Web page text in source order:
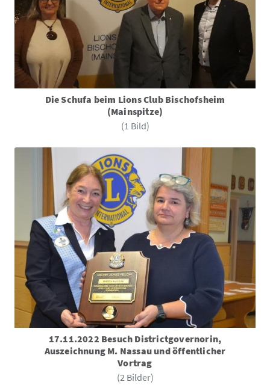
Die Schufa beim Lions Club Bischofsheim
(Mainspitze)
(1 Bild)
17.11.2022 Besuch Districtgovernorin,
Auszeichnung M. Nassau und öffentlicher
Vortrag
(2 Bilder)